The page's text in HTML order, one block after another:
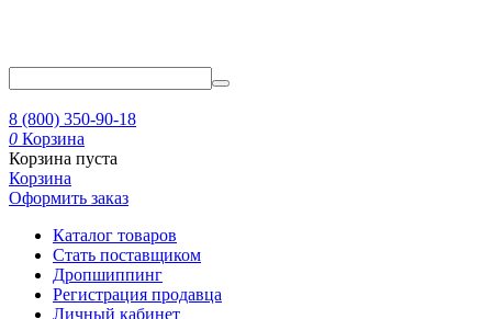
8 (800) 350-90-18
0 Корзина
Корзина пуста
Корзина
Оформить заказ
Каталог товаров
Стать поставщиком
Дропшиппинг
Регистрация продавца
Личный кабинет